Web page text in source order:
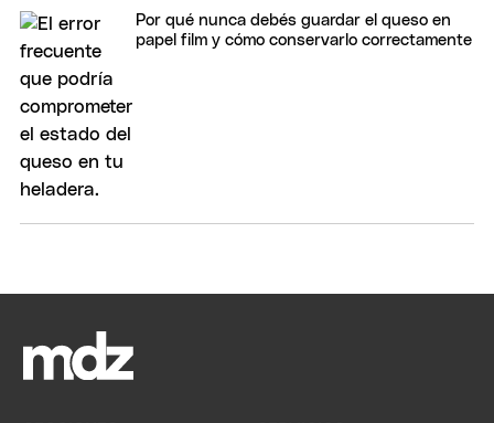
Por qué nunca debés guardar el queso en
papel film y cómo conservarlo correctamente